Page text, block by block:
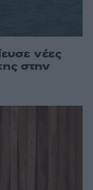
νέες
στην